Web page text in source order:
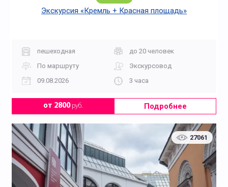
Экскурсия «Кремль + Красная площадь»
пешеходная
до 20 человек
По маршруту
Экскурсовод
09.08.2026
3 часа
от 2800руб. Подробнее
27061